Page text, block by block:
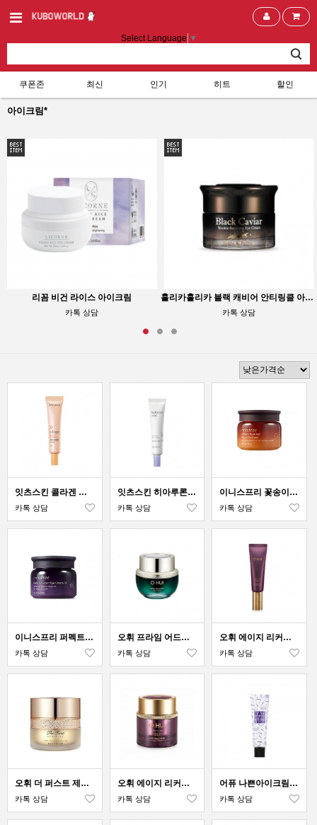
Select Language ▼
쿠폰존 최신 인기 히트 할인
아이크림*
리꼼 비건 라이스 아이크림
카톡 상담
홀리카홀리카 블랙 캐비어 안티링클 아이크림
카톡 상담
잇츠스킨 콜라겐 탄력 아이크림
카톡 상담
잇츠스킨 히아루론산 보습 아이크림
카톡 상담
이니스프리 꽃송이버섯 바이탈 립앤아이 크림
카톡 상담
이니스프리 퍼펙트 9 인텐시브 아이크림
카톡 상담
오휘 프라임 어드밴서 아이 크림
카톡 상담
오휘 에이지 리커버리 아이크림 포 올
카톡 상담
오휘 더 퍼스트 제너츄어 아이크림
카톡 상담
오휘 에이지 리커버리 아이크림
카톡 상담
어퓨 나쁜아이크림 포 페이스
카톡 상담